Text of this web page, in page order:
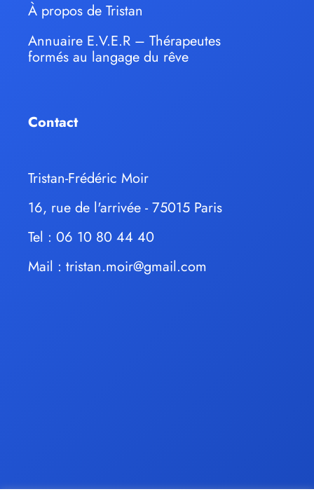
À propos de Tristan
Annuaire E.V.E.R – Thérapeutes
formés au langage du rêve
Contact
Tristan-Frédéric Moir
16, rue de l'arrivée - 75015 Paris
Tel : 06 10 80 44 40
Mail : tristan.moir@gmail.com